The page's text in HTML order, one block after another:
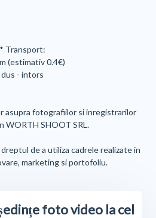
* Transport:
(estimativ 0.4€)
dus - intors
asupra fotografiilor si inregistrarilor
WORTH SHOOT SRL.
de a utiliza cadrele realizate in
marketing si portofoliu.
foto video la cel